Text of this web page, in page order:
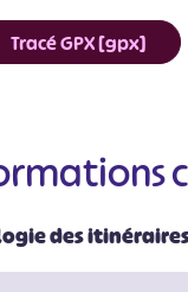
Tracé GPX [gpx]
des